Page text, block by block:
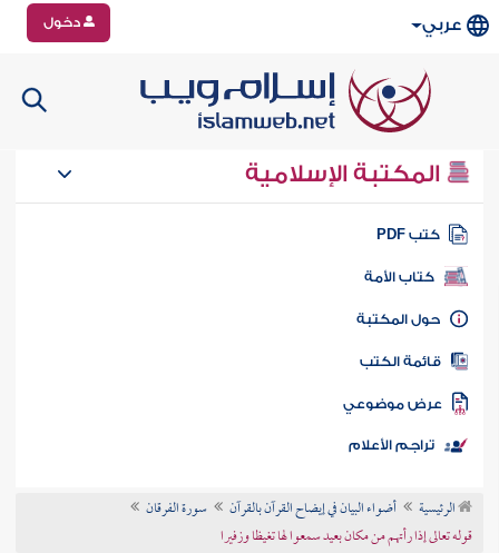
عربي دخول
المكتبة الإسلامية
كتب PDF
كتاب الأمة
المكتبة
الكتب
موضوعي
تراجم الأعلام
الرئيسية أضواء البيان في إيضاح القرآن بالقرآن
سورة الفرقان
قوله تعالى إذا رأتهم من مكان بعيد سمعوا لها تغيظا وزفيرا